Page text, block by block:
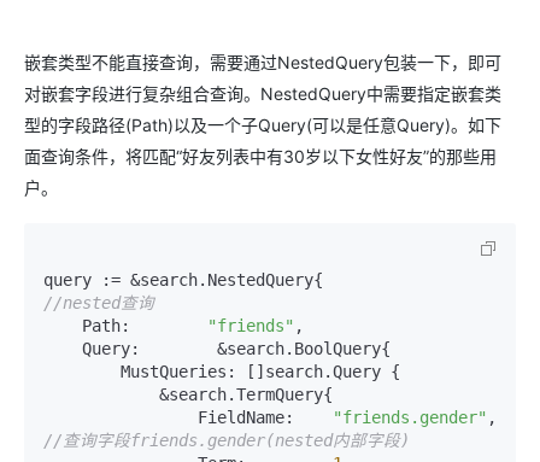
嵌套类型不能直接查询，需要通过NestedQuery包装一下，即可
对嵌套字段进行复杂组合查询。NestedQuery中需要指定嵌套类
型的字段路径(Path)以及一个子Query(可以是任意Query)。如下
面查询条件，将匹配“好友列表中有30岁以下女性好友”的那些用
户。
//nested查询
    Path:
"friends" ,
                FieldName:
"friends.gender"
//查询字段friends.gender(nested内部字段)